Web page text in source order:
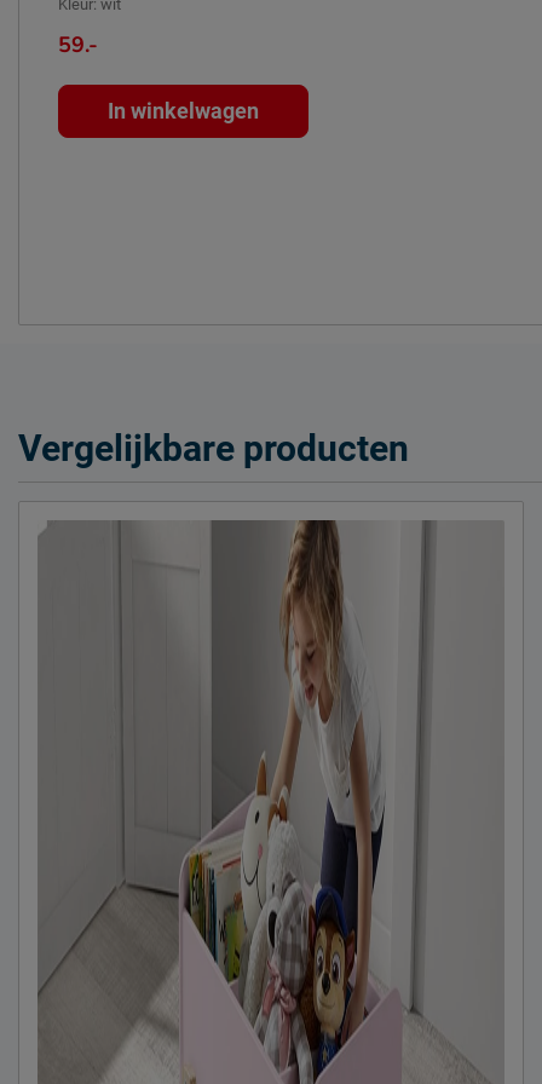
Onderhoud
Leveranciersinformatie
Naam
Kleur: wit
59.-
In winkelwagen
Vergelijkbare producten